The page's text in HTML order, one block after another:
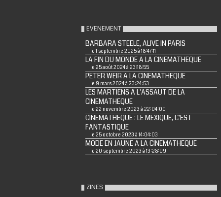
EVENEMENT
BARBARA STEELE, ALIVE IN PARIS
le 1 septembre 2025 à 18:47:11
LA FIN DU MONDE A LA CINEMATHEQUE
le 25 août 2024 à 23:18:55
PETER WEIR A LA CINEMATHEQUE
le 9 mars 2024 à 23:24:53
LES MARTIENS A L'ASSAUT DE LA
CINEMATHEQUE
le 22 novembre 2023 à 22:04:00
CINEMATHEQUE : LE MEXIQUE, C'EST
FANTASTIQUE
le 25 octobre 2023 à 14:04:03
MODE EN JAUNE A LA CINEMATHEQUE
le 20 septembre 2023 à 13:28:09
ZINES